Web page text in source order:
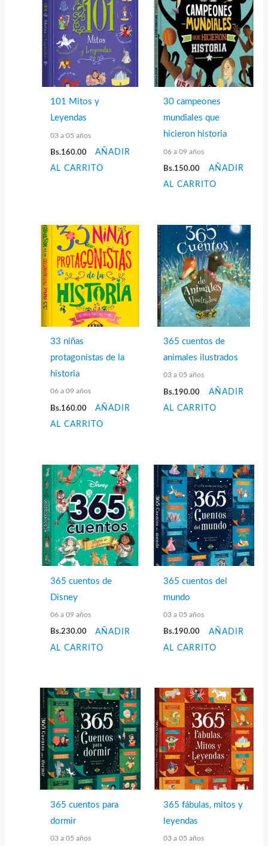
101 Mitos y
Leyendas
03 a 05 años
Bs.160.00
AÑADIR
AL CARRITO
30 campeones
mundiales que
hicieron historia
06 a 09 años
Bs.150.00
AÑADIR
AL CARRITO
33 niñas
protagonistas de la
historia
06 a 09 años
Bs.160.00
AÑADIR
AL CARRITO
365 cuentos de
animales ilustrados
03 a 05 años
Bs.190.00
AÑADIR
AL CARRITO
365 cuentos de
Disney
06 a 09 años
Bs.230.00
AÑADIR
AL CARRITO
365 cuentos del
mundo
03 a 05 años
Bs.190.00
AÑADIR
AL CARRITO
365 cuentos para
dormir
03 a 05 años
365 fábulas, mitos y
leyendas
03 a 05 años